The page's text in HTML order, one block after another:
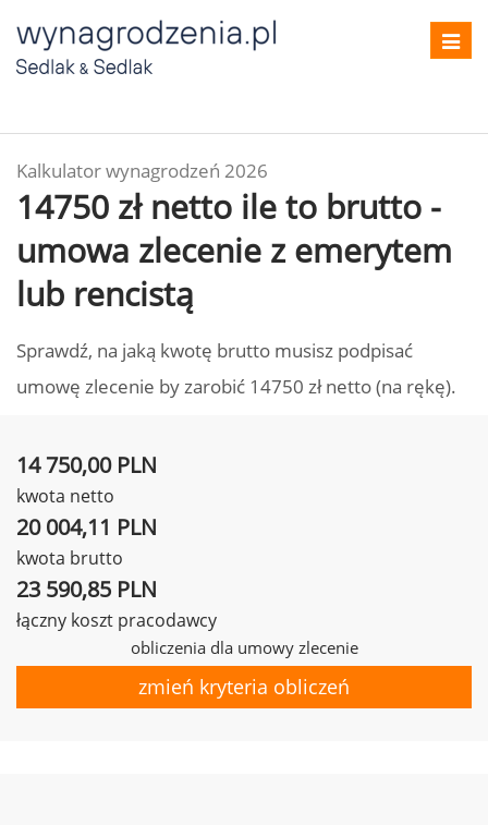
Kalkulator wynagrodzeń 2026
14750 zł netto ile to brutto -
umowa zlecenie z emerytem
lub rencistą
Sprawdź, na jaką kwotę brutto musisz podpisać
umowę zlecenie by zarobić 14750 zł netto (na rękę).
14 750,00 PLN
kwota netto
20 004,11 PLN
kwota brutto
23 590,85 PLN
łączny koszt pracodawcy
obliczenia dla umowy zlecenie
zmień kryteria obliczeń